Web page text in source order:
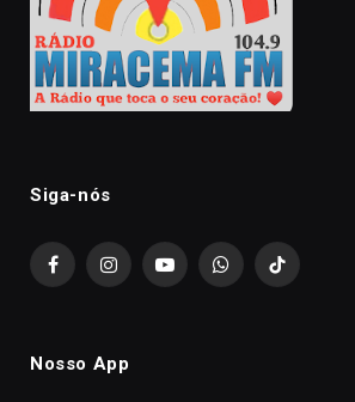
Siga-nós
FacebookInstagramYouTubeWhatsAppTikTok
Nosso App